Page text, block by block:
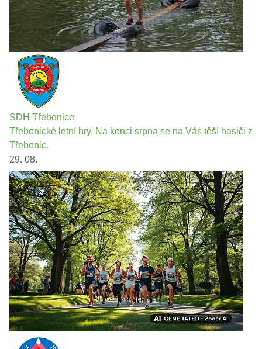
SDH Třebonice
Třebonické letní hry. Na konci srpna se na Vás těší hasiči z
Třebonic.
29. 08.